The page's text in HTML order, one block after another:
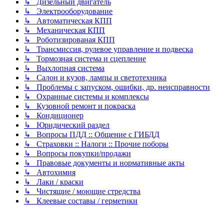
↳ Дизельный двигатель
↳ Электрооборудование
↳ Автоматическая КПП
↳ Механическая КПП
↳ Роботизированая КПП
↳ Трансмиссия, рулевое управление и подвеска
↳ Тормозная система и сцепление
↳ Выхлопная система
↳ Салон и кузов, лампы и светотехника
↳ Проблемы с запуском, ошибки, др. неисправности
↳ Охранные системы и комплексы
↳ Кузовной ремонт и покраска
↳ Кондиционер
↳ Юридический раздел
↳ Вопросы ПДД :: Общение с ГИБДД
↳ Страховки :: Налоги :: Прочие поборы
↳ Вопросы покупки/продажи
↳ Правовые документы и нормативные акты
↳ Автохимия
↳ Лаки / краски
↳ Чистящие / моющие стредства
↳ Клеевые составы / герметики